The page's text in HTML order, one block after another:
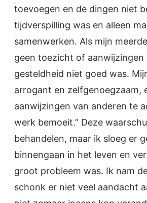
toevoegen en de dingen niet
tijdverspilling was en alleen
samenwerken. Als mijn
geen toezicht of aanwijzingen
gesteldheid niet goed was.
arrogant en zelfgenoegzaam,
aanwijzingen van anderen te
werk bemoeit.” Deze
behandelen, maar ik sloeg er
binnengaan in het leven en
groot probleem was. Ik nam
schonk er niet veel aandacht